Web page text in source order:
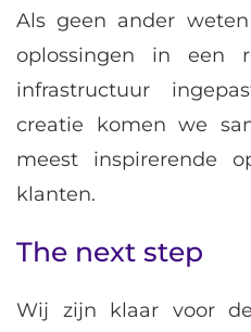
Als geen ander
oplossingen in
infrastructuur
creatie komen we
meest inspirerende
klanten.
The next step
Wij zijn klaar voor